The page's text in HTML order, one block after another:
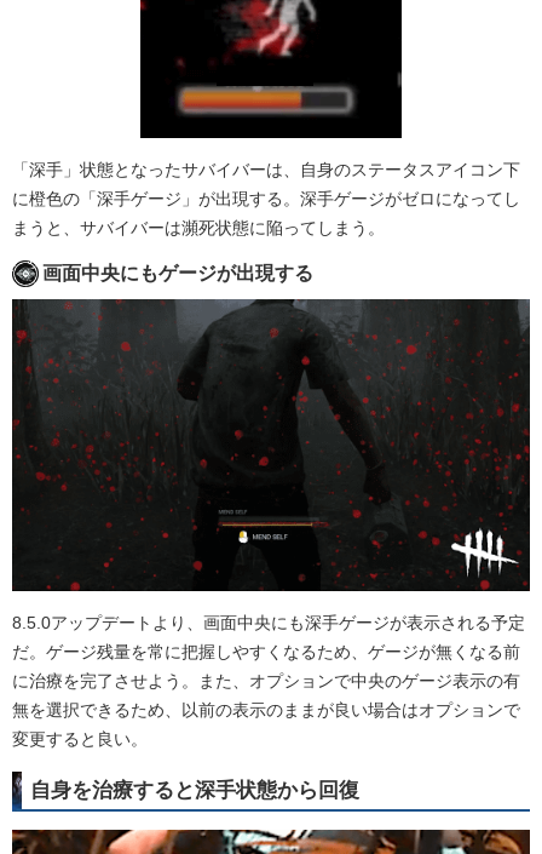
「深手」状態となったサバイバーは、自身のステータスアイコン下
に橙色の「深手ゲージ」が出現する。深手ゲージがゼロになってし
まうと、サバイバーは瀕死状態に陥ってしまう。
画面中央にもゲージが出現する
8.5.0アップデートより、画面中央にも深手ゲージが表示される予定
だ。ゲージ残量を常に把握しやすくなるため、ゲージが無くなる前
に治療を完了させよう。また、オプションで中央のゲージ表示の有
無を選択できるため、以前の表示のままが良い場合はオプションで
変更すると良い。
自身を治療すると深手状態から回復